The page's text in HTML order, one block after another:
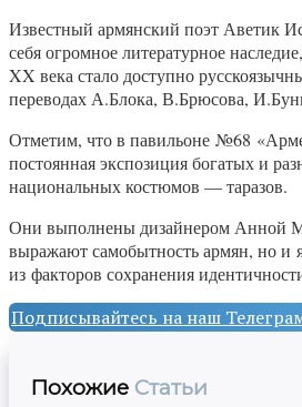
Известный армянский поэт Аветик
себя огромное литературное
XX века стало доступно
переводах А.Блока, В.Брюсова,
Отметим, что в павильоне №68
постоянная экспозиция богатых и
национальных костюмов — таразов.
Они выполнены дизайнером Анной
выражают самобытность армян, но и
из факторов сохранения
Подписывайтесь на наш
Похожие Статьи